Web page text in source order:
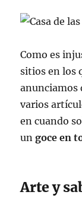
Como es
sitios en los
anunciamos
varios
en cuando
ungoce en
Arte y